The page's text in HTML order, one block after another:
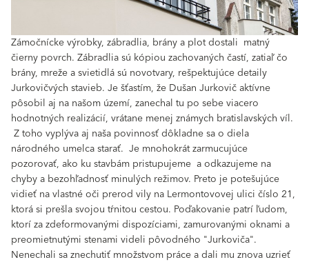
Zámočnícke výrobky, zábradlia, brány a plot dostali matný
čierny povrch. Zábradlia sú kópiou zachovaných častí, zatiaľ čo
brány, mreže a svietidlá sú novotvary, rešpektujúce detaily
Jurkovičvých stavieb. Je šťastím, že Dušan Jurkovič aktívne
pôsobil aj na našom území, zanechal tu po sebe viacero
hodnotných realizácií, vrátane menej známych bratislavských víl.
Z toho vyplýva aj naša povinnosť dôkladne sa o diela
národného umelca starať. Je mnohokrát zarmucujúce
pozorovať, ako ku stavbám pristupujeme a odkazujeme na
chyby a bezohľadnosť minulých režimov. Preto je potešujúce
vidieť na vlastné oči prerod vily na Lermontovovej ulici číslo 21,
ktorá si prešla svojou tŕnitou cestou. Poďakovanie patrí ľudom,
ktorí za zdeformovanými dispozíciami, zamurovanými oknami a
preomietnutými stenami videli pôvodného "Jurkoviča".
Nenechali sa znechutiť množstvom práce a dali mu znova uzrieť